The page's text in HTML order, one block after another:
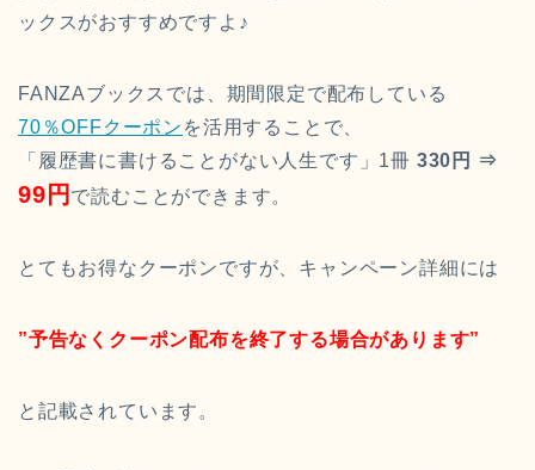
ックスがおすすめですよ♪
FANZAブックスでは、期間限定で配布している
70％OFFクーポン を活用することで、
「履歴書に書けることがない人生です」1冊 330円 ⇒
99円 で読むことができます。
とてもお得なクーポンですが、キャンペーン詳細には
”予告なくクーポン配布を終了する場合があります”
と記載されています。